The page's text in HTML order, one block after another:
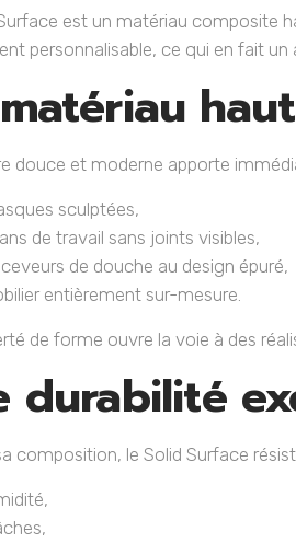
est un matériau composite
personnalisable, ce qui en fait un
douce et moderne apporte
sculptées,
de travail sans joints visibles,
de douche au design épuré,
entièrement sur-mesure.
de forme ouvre la voie à des
durabilité
composition, le Solid Surface